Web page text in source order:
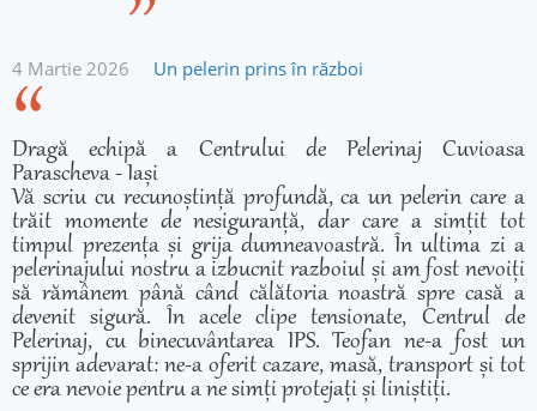
4 Martie 2026 Un pelerin prins în război
Dragă echipă a Centrului de Pelerinaj Cuvioasa
Parascheva - Iași
Vă scriu cu recunoștință profundă, ca un pelerin care a
trăit momente de nesiguranță, dar care a simțit tot
timpul prezența și grija dumneavoastră. În ultima zi a
pelerinajului nostru a izbucnit razboiul și am fost nevoiți
să rămânem până când călătoria noastră spre casă a
devenit sigură. În acele clipe tensionate, Centrul de
Pelerinaj, cu binecuvântarea IPS. Teofan ne-a fost un
sprijin adevarat: ne-a oferit cazare, masă, transport și tot
ce era nevoie pentru a ne simți protejați și liniștiți.